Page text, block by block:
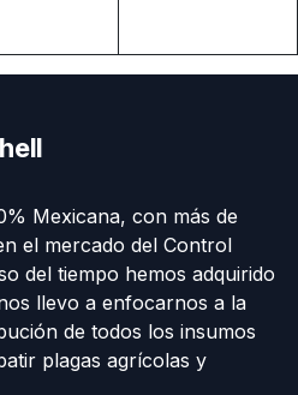
Mexicana, con más de
el mercado del Control
del tiempo hemos adquirido
llevo a enfocarnos a la
de todos los insumos
plagas agrícolas y